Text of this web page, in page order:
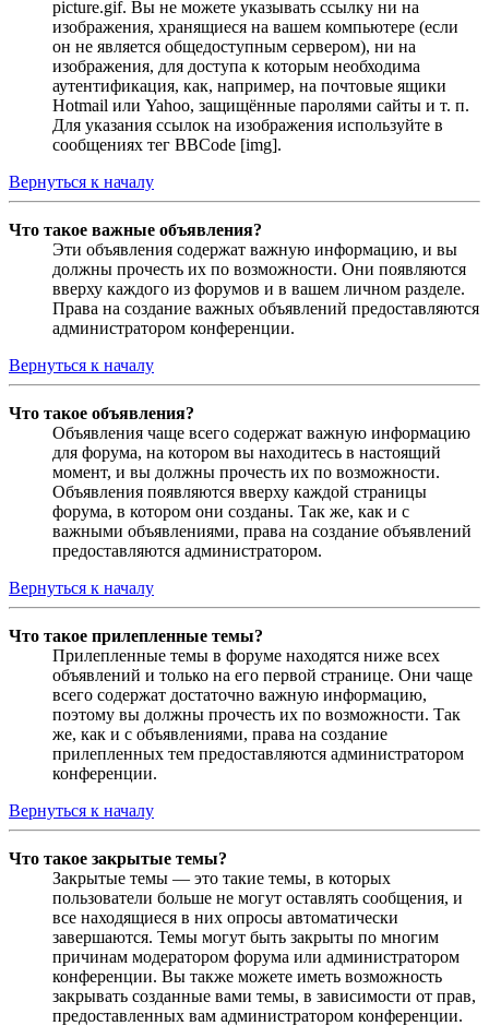
picture.gif. Вы не можете указывать ссылку ни на
изображения, хранящиеся на вашем компьютере (если
он не является общедоступным сервером), ни на
изображения, для доступа к которым необходима
аутентификация, как, например, на почтовые ящики
Hotmail или Yahoo, защищённые паролями сайты и т. п.
Для указания ссылок на изображения используйте в
сообщениях тег BBCode [img].
Вернуться к началу
Что такое важные объявления?
Эти объявления содержат важную информацию, и вы
должны прочесть их по возможности. Они появляются
вверху каждого из форумов и в вашем личном разделе.
Права на создание важных объявлений предоставляются
администратором конференции.
Вернуться к началу
Что такое объявления?
Объявления чаще всего содержат важную информацию
для форума, на котором вы находитесь в настоящий
момент, и вы должны прочесть их по возможности.
Объявления появляются вверху каждой страницы
форума, в котором они созданы. Так же, как и с
важными объявлениями, права на создание объявлений
предоставляются администратором.
Вернуться к началу
Что такое прилепленные темы?
Прилепленные темы в форуме находятся ниже всех
объявлений и только на его первой странице. Они чаще
всего содержат достаточно важную информацию,
поэтому вы должны прочесть их по возможности. Так
же, как и с объявлениями, права на создание
прилепленных тем предоставляются администратором
конференции.
Вернуться к началу
Что такое закрытые темы?
Закрытые темы — это такие темы, в которых
пользователи больше не могут оставлять сообщения, и
все находящиеся в них опросы автоматически
завершаются. Темы могут быть закрыты по многим
причинам модератором форума или администратором
конференции. Вы также можете иметь возможность
закрывать созданные вами темы, в зависимости от прав,
предоставленных вам администратором конференции.